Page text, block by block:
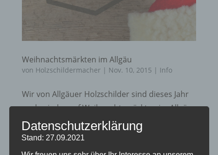
Weihnachtsmärkten im Allgäu
von Holzschildermacher | Nov. 10, 2015 | Info
Wir von Allgäuer Holzschilder sind dieses Jahr
auch wieder auf Weihnachtsmärkten im Allgäu
mit eigenem Stand anzutreffen! u.A. auf dem
Weihnachtsmarkt in Sulzberg im Gasthof
Datenschutzerklärung
Stand: 27.09.2021